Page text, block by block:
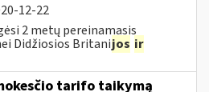
12-22
2 metų pereinamasis
Didžiosios Britanijos ir
tarifo taikymą